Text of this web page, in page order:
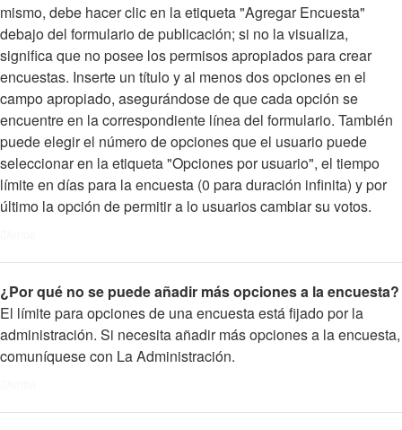
mismo, debe hacer clic en la etiqueta "Agregar Encuesta"
debajo del formulario de publicación; si no la visualiza,
significa que no posee los permisos apropiados para crear
encuestas. Inserte un título y al menos dos opciones en el
campo apropiado, asegurándose de que cada opción se
encuentre en la correspondiente línea del formulario. También
puede elegir el número de opciones que el usuario puede
seleccionar en la etiqueta "Opciones por usuario", el tiempo
límite en días para la encuesta (0 para duración infinita) y por
último la opción de permitir a lo usuarios cambiar su votos.
¿Por qué no se puede añadir más opciones a la encuesta?
El límite para opciones de una encuesta está fijado por la
administración. Si necesita añadir más opciones a la encuesta,
comuníquese con La Administración.